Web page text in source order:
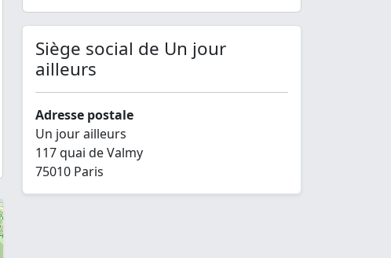
Siège social de Un jour
ailleurs
Adresse postale
Un jour ailleurs
117 quai de Valmy
75010 Paris